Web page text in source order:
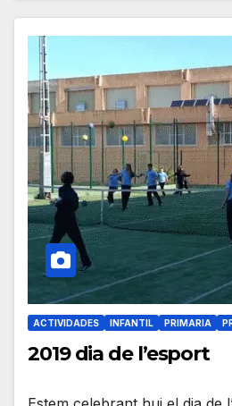
ACTIVIDADES INFANTIL PRIMARIA
2019 dia de l’esport